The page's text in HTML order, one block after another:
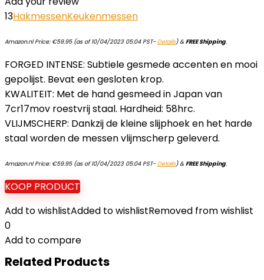
13HakmessenKeukenmessen
Amazon.nl Price: €59.95(as of 10/04/2023 05:04 PST-Details)&FREE Shipping.
FORGED INTENSE: Subtiele gesmede accenten en mooi
gepolijst. Bevat een gesloten krop.
KWALITEIT: Met de hand gesmeed in Japan van
7cr17mov roestvrij staal. Hardheid: 58hrc.
VLIJMSCHERP: Dankzij de kleine slijphoek en het harde
staal worden de messen vlijmscherp geleverd.
Amazon.nl Price: €59.95(as of 10/04/2023 05:04 PST-Details)&FREE Shipping.
KOOP PRODUCT
Add to wishlistAdded to wishlistRemoved from wishlist
0
Add to compare
Related Products